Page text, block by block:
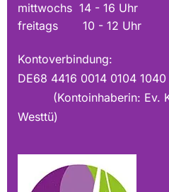
mittwochs 14 - 16 Uhr
freitags 10 - 12 Uhr
Kontoverbindung:
DE68 4416
(Kontoinhaberin: Ev.
Westtü)